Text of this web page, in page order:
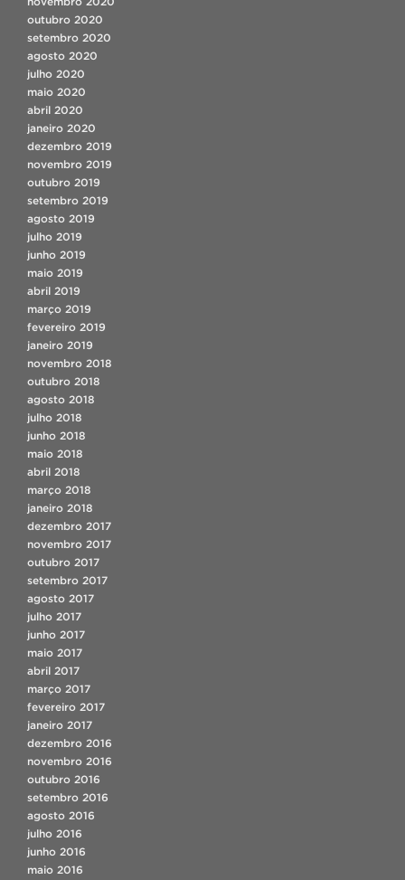
outubro 2020
setembro 2020
agosto 2020
julho 2020
maio 2020
abril 2020
janeiro 2020
dezembro 2019
novembro 2019
outubro 2019
setembro 2019
agosto 2019
julho 2019
junho 2019
maio 2019
abril 2019
março 2019
fevereiro 2019
janeiro 2019
novembro 2018
outubro 2018
agosto 2018
julho 2018
junho 2018
maio 2018
abril 2018
março 2018
janeiro 2018
dezembro 2017
novembro 2017
outubro 2017
setembro 2017
agosto 2017
julho 2017
junho 2017
maio 2017
abril 2017
março 2017
fevereiro 2017
janeiro 2017
dezembro 2016
novembro 2016
outubro 2016
setembro 2016
agosto 2016
julho 2016
junho 2016
maio 2016